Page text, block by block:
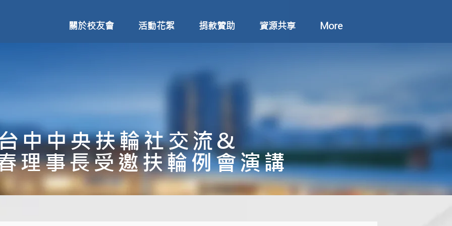
關於校友會 活動花絮 捐款贊助 資源共享 More
中中央扶輪社交流&
理事長受邀扶輪例會演講